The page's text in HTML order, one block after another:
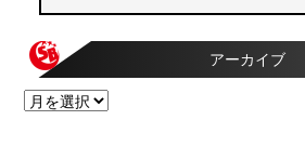
アーカイブ